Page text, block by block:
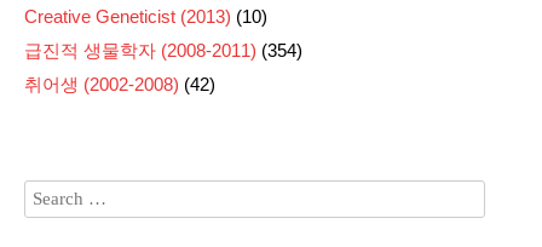
Creative Geneticist (2013) (10)
급진적 생물학자 (2008-2011) (354)
취어생 (2002-2008) (42)